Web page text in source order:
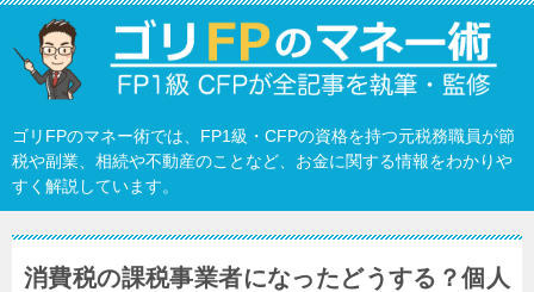
ゴリFPのマネー術では、FP1級・CFPの資格を持つ元税務職員が節
税や副業、相続や不動産のことなど、お金に関する情報をわかりや
すく解説しています。
消費税の課税事業者になったどうする？個人